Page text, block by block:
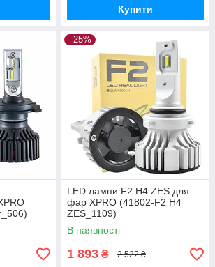
Купити
–25%
LED лампи F2 H4 ZES для
фар XPRO (41802-F2 H4
ZES_1109)
В наявності
1 893 ₴ 2 522 ₴